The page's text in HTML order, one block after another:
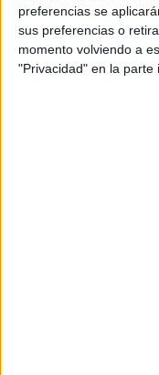
preferencias se
sus preferencias o
momento volviendo a
"Privacidad" en la parte